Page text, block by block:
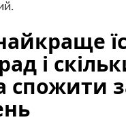
і
спожити